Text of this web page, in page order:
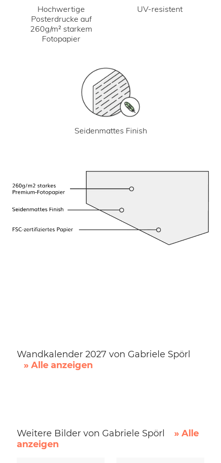
Hochwertige
Posterdrucke auf
260g/m² starkem
Fotopapier
UV-resistent
Seidenmattes Finish
Wandkalender 2027 von Gabriele Spörl
» Alle anzeigen
Weitere Bilder von Gabriele Spörl
» Alle
anzeigen